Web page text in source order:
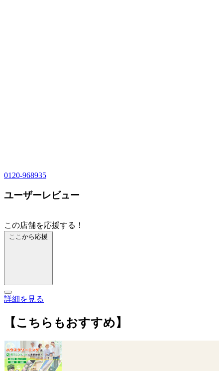
0120-968935
ユーザーレビュー
この店舗を応援する！
ここから応援
詳細を見る
【こちらもおすすめ】